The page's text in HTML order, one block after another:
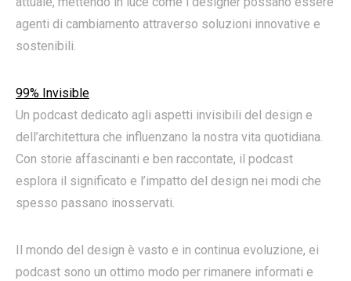
agenti di cambiamento attraverso soluzioni innovative e
sostenibili.
99% Invisible
Un podcast dedicato agli aspetti invisibili del design e
dell’architettura che influenzano la nostra vita quotidiana.
Con storie affascinanti e ben raccontate, il podcast
esplora il significato e l’impatto del design nei modi che
spesso passano inosservati.
Il mondo del design è vasto e in continua evoluzione, ei
podcast sono un ottimo modo per rimanere informati e